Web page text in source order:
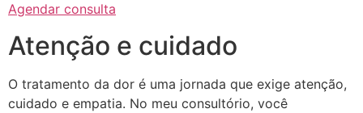
Agendar consulta
Atenção e cuidado
O tratamento da dor é uma jornada que exige atenção,
cuidado e empatia. No meu consultório, você